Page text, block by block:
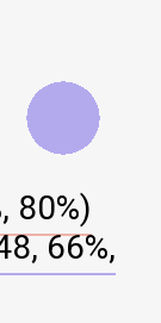
80%)
66%,